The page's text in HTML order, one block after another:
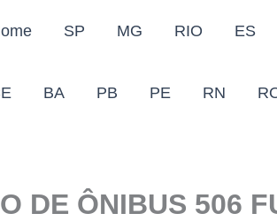
SP MG RIO ES
BA PB PE RN
DE ÔNIBUS 506